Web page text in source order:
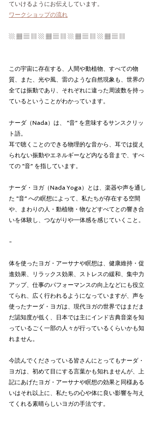
ていけるようにお伝えしています。
ワークショップの流れ
▧ ▦ ▤ ▥ ▧ ▦ ▤ ▥ ▧ ▦ ▤ ▥ ▧ ▦ ▤ ▥
この宇宙に存在する、人間や動植物、すべての物
質、また、光や風、雷のような自然現象も、世界の
全ては振動であり、それぞれに違った周波数を持っ
ているということがわかっています。
ナーダ（Nada）は、 ”音” を意味するサンスクリッ
ト語。
耳で聴くことのできる物理的な音から、耳では捉え
られない振動やエネルギーなど内なる音まで、すべ
ての ”音” を指しています。
ナーダ・ヨガ（Nada Yoga）とは、楽器や声を通し
た ”音” への瞑想によって、私たちが存在する空間
や、まわりの人・動植物・物などすべてとの響き合
いを体験し、つながりや一体感を感じていくこと。
-
体を使ったヨガ・アーサナや瞑想は、健康維持・促
進効果、リラックス効果、ストレスの緩和、集中力
アップ、仕事のパフォーマンスの向上などにも役立
てられ、広く行われるようになっていますが、声を
使ったナーダ・ヨガは、現代ヨガの世界ではまだま
だ認知度が低く、日本では主にインド古典音楽を知
っているごく一部の人々が行っているくらいかも知
れません。
今読んでくださっている皆さんにとってもナーダ・
ヨガは、初めて目にする言葉かも知れませんが、上
記にあげたヨガ・アーサナや瞑想の効果と同様ある
いはそれ以上に、私たちの心や体に良い影響を与え
てくれる素晴らしいヨガの手法です。